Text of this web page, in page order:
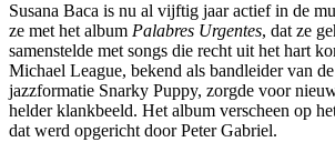
Susana Baca is nu al vijftig jaar actief in de
ze met het album Palabres Urgentes, dat ze
samenstelde met songs die recht uit het hart
Michael League, bekend als bandleider van
jazzformatie Snarky Puppy, zorgde voor
helder klankbeeld. Het album verscheen op
dat werd opgericht door Peter Gabriel.